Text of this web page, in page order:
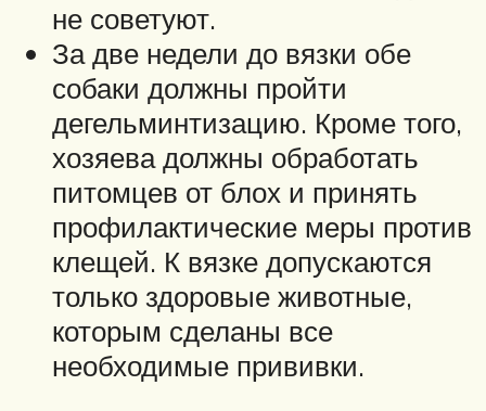
не советуют.
За две недели до вязки обе
собаки должны пройти
дегельминтизацию. Кроме того,
хозяева должны обработать
питомцев от блох и принять
профилактические меры против
клещей. К вязке допускаются
только здоровые животные,
которым сделаны все
необходимые прививки.